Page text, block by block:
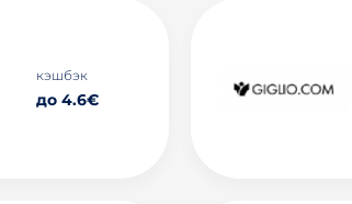
кэшбэк
до 4.6€